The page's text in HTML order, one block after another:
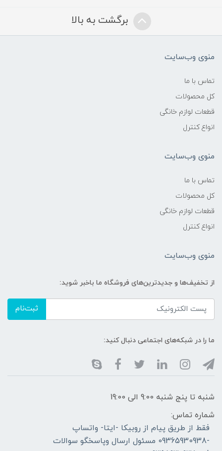
برگشت به بالا
منوی وب‌سایت
تماس با ما
کل محصولات
قطعات لوازم خانگی
انواع کنترل
منوی وب‌سایت
تماس با ما
کل محصولات
قطعات لوازم خانگی
انواع کنترل
منوی وب‌سایت
از تخفیف‌ها و جدیدترین‌های فروشگاه ما باخبر شوید:
ثبت‌نام
ما را در شبکه‌های اجتماعی دنبال کنید:
شنبه تا پنج شنبه 9:00 الی 19:00
شماره تماس:
فقط از طریق پیام از روبیکا -ایتا- واتساپ
-09365930938 مسئول ارسال وپاسخگو سوالات